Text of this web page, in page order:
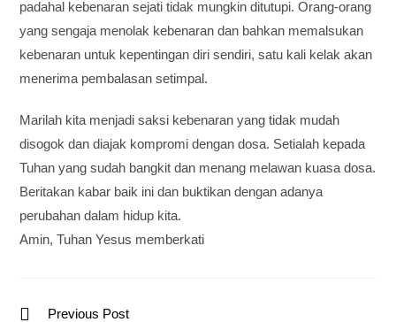
padahal kebenaran sejati tidak mungkin ditutupi. Orang-orang
yang sengaja menolak kebenaran dan bahkan memalsukan
kebenaran untuk kepentingan diri sendiri, satu kali kelak akan
menerima pembalasan setimpal.
Marilah kita menjadi saksi kebenaran yang tidak mudah
disogok dan diajak kompromi dengan dosa. Setialah kepada
Tuhan yang sudah bangkit dan menang melawan kuasa dosa.
Beritakan kabar baik ini dan buktikan dengan adanya
perubahan dalam hidup kita.
Amin, Tuhan Yesus memberkati
Previous Post